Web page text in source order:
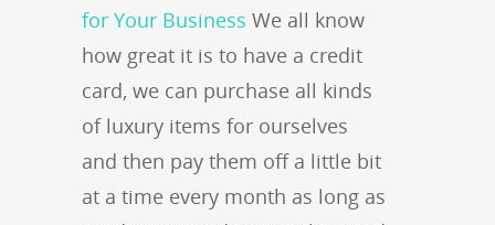
for Your Business We all know
how great it is to have a credit
card, we can purchase all kinds
of luxury items for ourselves
and then pay them off a little bit
at a time every month as long as